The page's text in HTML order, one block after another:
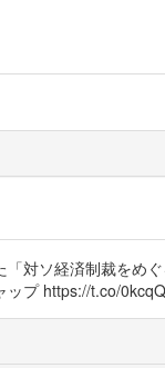
対ソ経済制裁をめ
ップ https://t.co/